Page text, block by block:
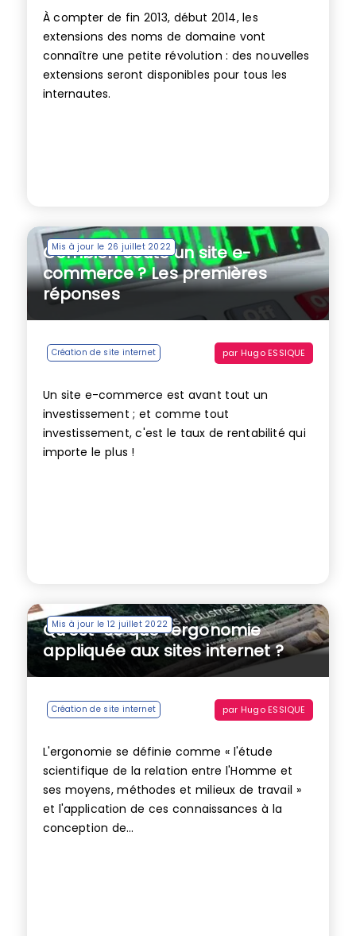
À compter de fin 2013, début 2014, les
extensions des noms de domaine vont
connaître une petite révolution : des nouvelles
extensions seront disponibles pour tous les
internautes.
Mis à jour le 26 juillet 2022
Combien coûte un site e-
commerce ? Les premières
réponses
Création de site internet par Hugo ESSIQUE
Un site e-commerce est avant tout un
investissement ; et comme tout
investissement, c'est le taux de rentabilité qui
importe le plus !
Mis à jour le 12 juillet 2022
Qu’est-ce que l’ergonomie
appliquée aux sites internet ?
Création de site internet par Hugo ESSIQUE
L'ergonomie se définie comme « l'étude
scientifique de la relation entre l'Homme et
ses moyens, méthodes et milieux de travail »
et l'application de ces connaissances à la
conception de...